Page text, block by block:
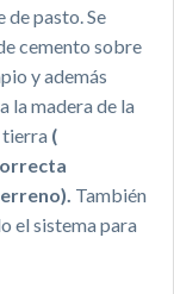
de pasto. Se
cemento sobre
y además
la madera de la
tierra (
También
el sistema para